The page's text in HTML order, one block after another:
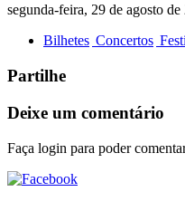
segunda-feira, 29 de agosto de
Bilhetes Concertos
Partilhe
Deixe um comentário
Faça login para poder